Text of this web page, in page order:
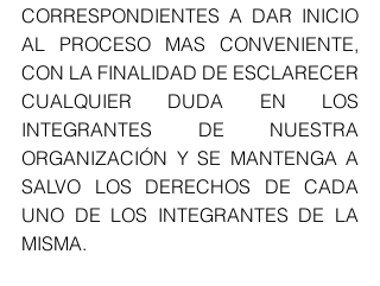
CORRESPONDIENTES A DAR INICIO
AL PROCESO MAS CONVENIENTE,
CON LA FINALIDAD DE ESCLARECER
CUALQUIER DUDA EN LOS
INTEGRANTES DE NUESTRA
ORGANIZACIÓN Y SE MANTENGA A
SALVO LOS DERECHOS DE CADA
UNO DE LOS INTEGRANTES DE LA
MISMA.